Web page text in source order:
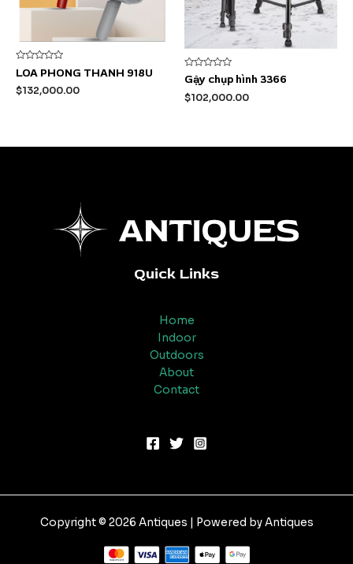
Được
xếp
hạng
0
LOA PHONG THANH 918U
$132,000.00
Được
xếp
hạng
0
Gậy chụp hình 3366
$102,000.00
Quick Links
Home
Indoor
Outdoors
About
Contact
Copyright © 2026 Antiques | Powered by Antiques